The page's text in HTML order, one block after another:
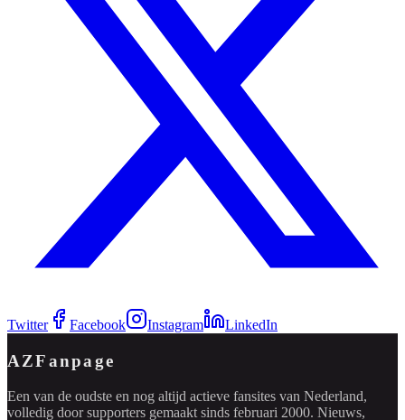
Twitter Facebook Instagram LinkedIn
AZFanpage
Een van de oudste en nog altijd actieve fansites van Nederland,
volledig door supporters gemaakt sinds februari 2000. Nieuws,